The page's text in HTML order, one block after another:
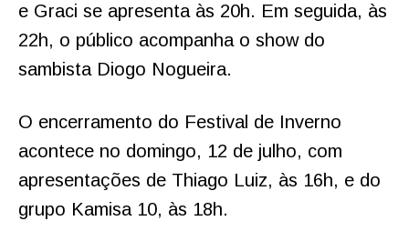
e Graci se apresenta às 20h. Em seguida, às
22h, o público acompanha o show do
sambista Diogo Nogueira.
O encerramento do Festival de Inverno
acontece no domingo, 12 de julho, com
apresentações de Thiago Luiz, às 16h, e do
grupo Kamisa 10, às 18h.